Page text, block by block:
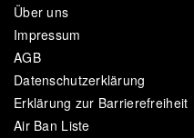
Über uns
Impressum
AGB
Datenschutzerklärung
Erklärung zur Barrierefreiheit
Air Ban Liste